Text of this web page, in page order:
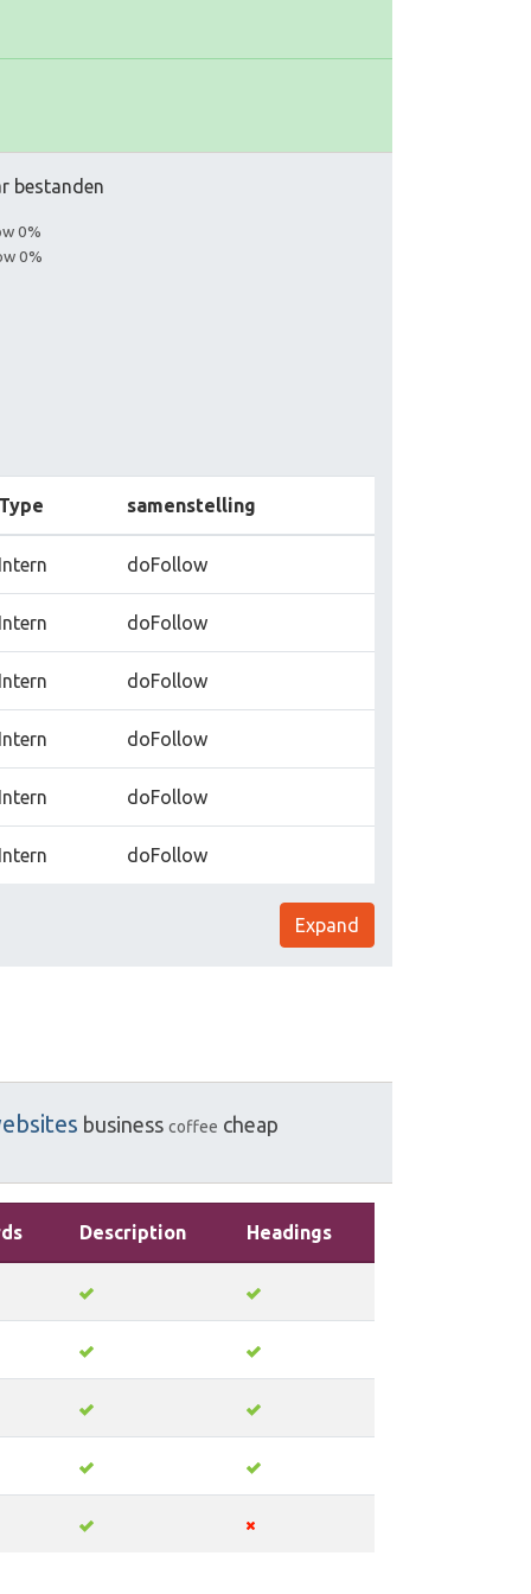
bestanden
0%
0%
Type samenstelling
Intern doFollow
Intern doFollow
Intern doFollow
Intern doFollow
Intern doFollow
Intern doFollow
Expand
business coffee cheap
Description Headings